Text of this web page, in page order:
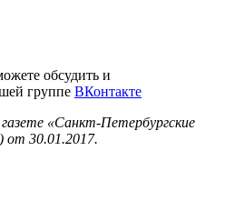
обсудить и
группе ВКонтакте
«Санкт-Петербургские
от 30.01.2017.